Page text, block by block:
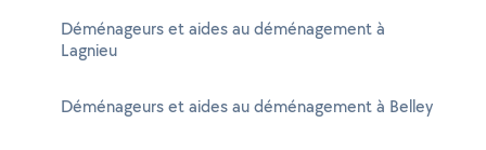
Déménageurs et aides au déménagement à
Lagnieu
Déménageurs et aides au déménagement à Belley